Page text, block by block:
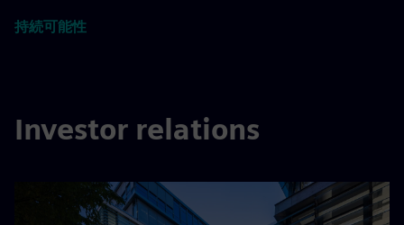
持続可能性
Investor relations